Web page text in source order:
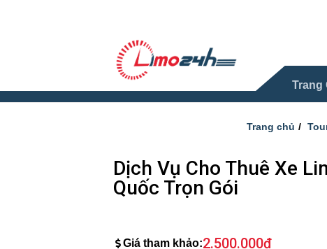
Trang
Trang chủ
Dịch Vụ Cho Thuê Xe
Quốc Trọn Gói
Giá tham khảo 2.500.000₫